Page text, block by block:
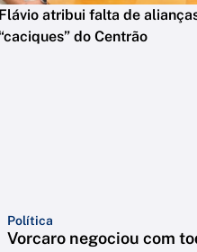
Flávio atribui falta de
do Centrão
Política
Vorcaro negociou com